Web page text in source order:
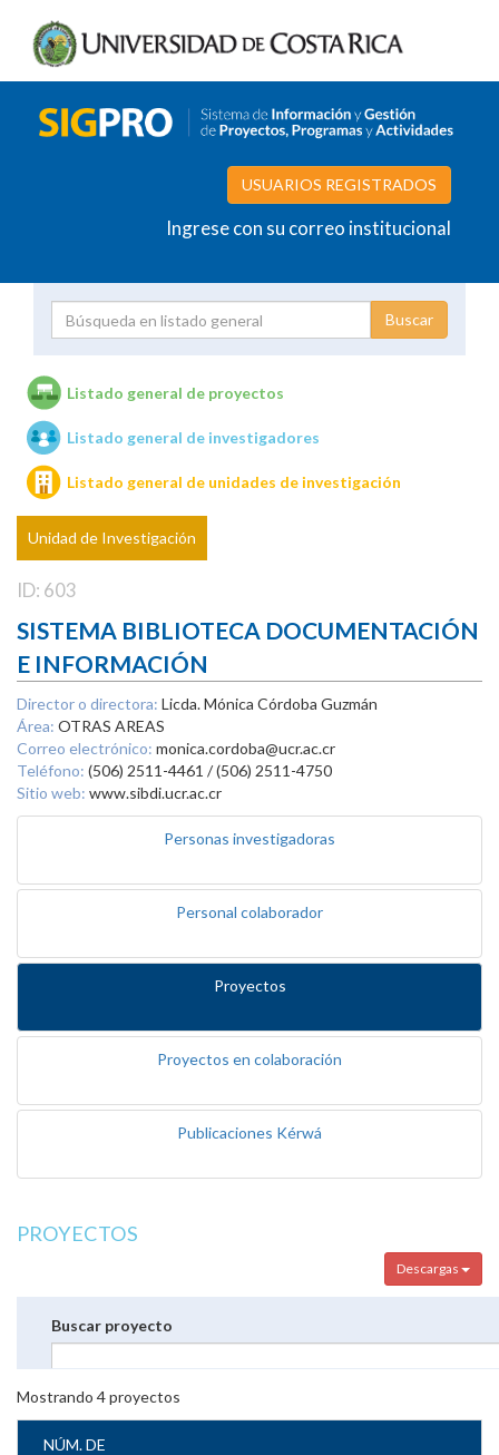
USUARIOS REGISTRADOS
Ingrese con su correo institucional
Unidades de investigación
Listado general de proyectos
Listado general de investigadores
Listado general de unidades de investigación
Unidad de Investigación
ID: 603
SISTEMA BIBLIOTECA DOCUMENTACIÓN
E INFORMACIÓN
Director o directora: Licda. Mónica Córdoba Guzmán
Área: OTRAS AREAS
Correo electrónico: monica.cordoba@ucr.ac.cr
Teléfono: (506) 2511-4461 / (506) 2511-4750
Sitio web: www.sibdi.ucr.ac.cr
Personas investigadoras
Personal colaborador
Proyectos
Proyectos en colaboración
Publicaciones Kérwá
PROYECTOS
Descargas
Buscar proyecto
Mostrando 4proyectos
NÚM. DE